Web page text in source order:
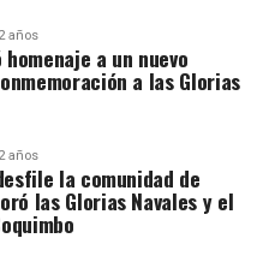
años
a un nuevo
a las Glorias
años
la comunidad de
las Glorias Navales y el